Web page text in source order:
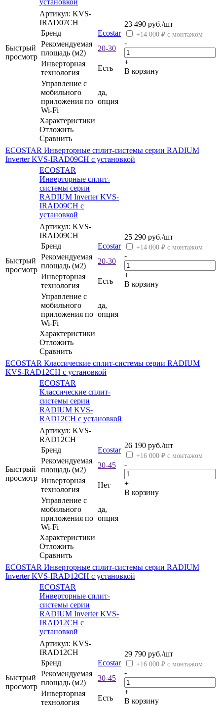
Быстрый
просмотр
Артикул: KVS-
IRAD07CH
Бренд
Ecostar
Рекомендуемая
площадь (м2)
20-30
Инверторная
технология
Есть
Управление c
мобильного
приложения по
Wi-Fi
да,
опция
Характеристики
Отложить
Сравнить
23 490 руб./шт
+14 000 ₽ с монтажом
-
+
В корзину
ECOSTAR Инверторные сплит-системы серии RADIUM
Inverter KVS-IRAD09CH с установкой
Быстрый
просмотр
ECOSTAR
Инверторные сплит-
системы серии
RADIUM Inverter KVS-
IRAD09CH с
установкой
Артикул: KVS-
IRAD09CH
Бренд
Ecostar
Рекомендуемая
площадь (м2)
20-30
Инверторная
технология
Есть
Управление c
мобильного
приложения по
Wi-Fi
да,
опция
Характеристики
Отложить
Сравнить
25 290 руб./шт
+14 000 ₽ с монтажом
-
+
В корзину
ECOSTAR Классические сплит-системы серии RADIUM
KVS-RAD12CH с установкой
Быстрый
просмотр
ECOSTAR
Классические сплит-
системы серии
RADIUM KVS-
RAD12CH с установкой
Артикул: KVS-
RAD12CH
Бренд
Ecostar
Рекомендуемая
площадь (м2)
30-45
Инверторная
технология
Нет
Управление c
мобильного
приложения по
Wi-Fi
да,
опция
Характеристики
Отложить
Сравнить
26 190 руб./шт
+16 000 ₽ с монтажом
-
+
В корзину
ECOSTAR Инверторные сплит-системы серии RADIUM
Inverter KVS-IRAD12CH с установкой
Быстрый
просмотр
ECOSTAR
Инверторные сплит-
системы серии
RADIUM Inverter KVS-
IRAD12CH с
установкой
Артикул: KVS-
IRAD12CH
Бренд
Ecostar
Рекомендуемая
площадь (м2)
30-45
Инверторная
технология
Есть
29 790 руб./шт
+16 000 ₽ с монтажом
-
+
В корзину